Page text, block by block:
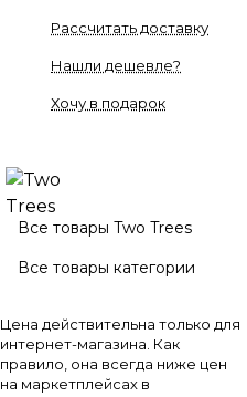
Рассчитать доставку
Нашли дешевле?
Хочу в подарок
Все товары Two Trees
Все товары категории
Цена действительна только для
интернет-магазина. Как
правило, она всегда ниже цен
на маркетплейсах в